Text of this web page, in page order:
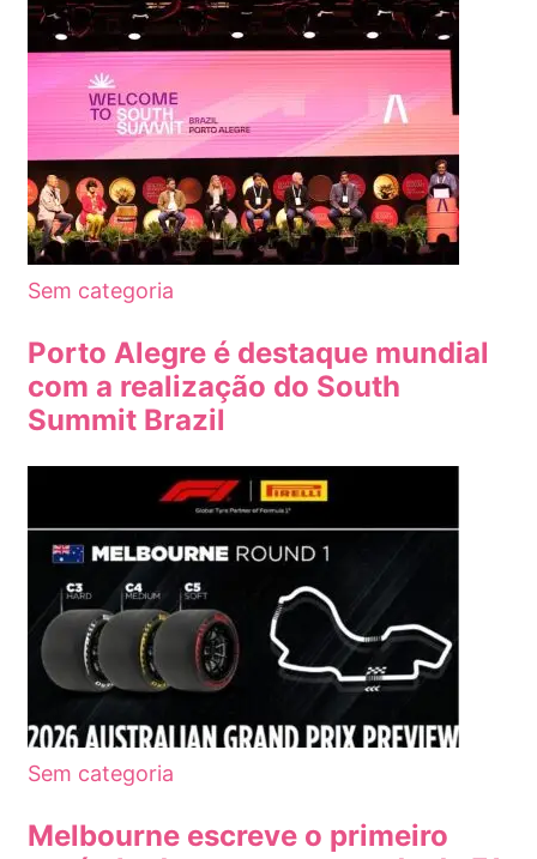
Sem categoria
Porto Alegre é destaque mundial
com a realização do South
Summit Brazil
Sem categoria
Melbourne escreve o primeiro